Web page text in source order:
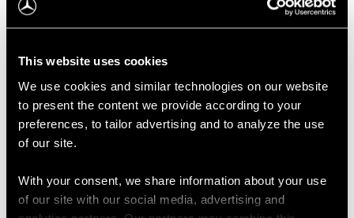
This website uses cookies
We use cookies and similar technologies on our website
to present the content we provide according to your
preferences, to tailor advertising and to analyze the use
of our site.
With your consent, we share information about your use
of our site with our social media, advertising and